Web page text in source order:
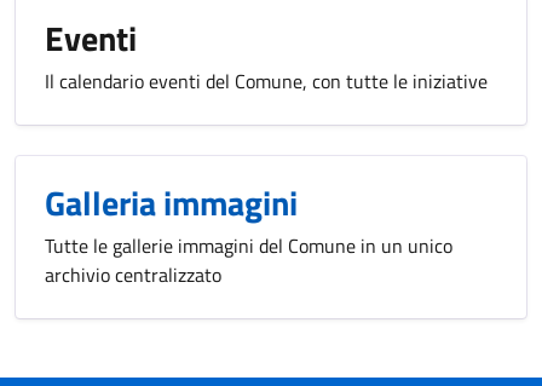
Eventi
Il calendario eventi del Comune, con tutte le iniziative
Galleria immagini
Tutte le gallerie immagini del Comune in un unico
archivio centralizzato